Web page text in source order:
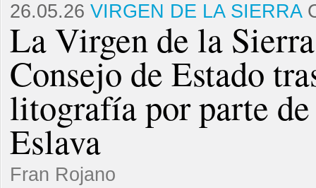
26.05.26 VIRGEN DE LA SIERRA
La Virgen de la
Consejo de Estado
litografía por parte
Eslava
Fran Rojano